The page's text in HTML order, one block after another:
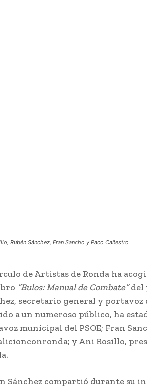
Rubén Sánchez, Fran Sancho y Paco Cañestro
de Artistas de Ronda ha
“Bulos: Manual de Combate”del
secretario general y portavoz
a un numeroso público, ha
municipal del PSOE; Fran
y Ani Rosillo,
Sánchez compartió durante su